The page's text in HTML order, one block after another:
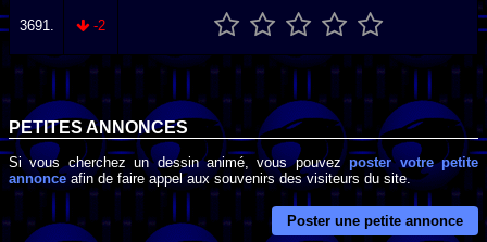
3691. -2
PETITES ANNONCES
Si vous cherchez un dessin animé, vous pouvezposter votre petite
annonceafin de faire appel aux souvenirs des visiteurs du site.
Poster une petite annonce